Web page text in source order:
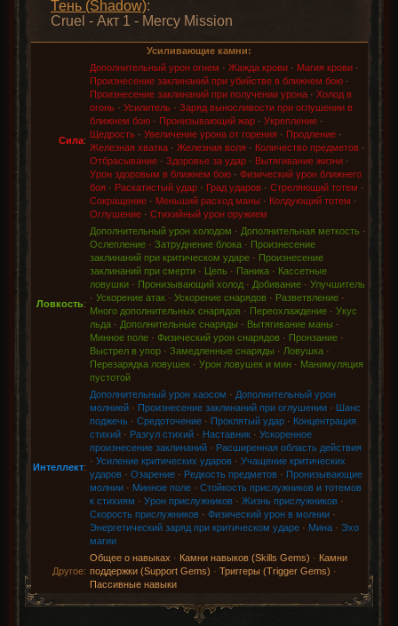
Тень (Shadow):
Cruel - Акт 1 - Mercy Mission
Усиливающие камни:
Сила:
Дополнительный урон огнем · Жажда крови· Магия крови·
Произнесение заклинаний при убийстве в ближнем бою·
Произнесение заклинаний при получении урона· Холод в
огонь· Усилитель· Заряд выносливости при оглушении в
ближнем бою· Пронизывающий жар· Укрепление·
Щедрость· Увеличение урона от горения· Продление·
Железная хватка· Железная воля· Количество предметов·
Отбрасывание· Здоровье за удар· Вытягивание жизни·
Урон здоровым в ближнем бою· Физический урон ближнего
боя· Раскатистый удар· Град ударов· Стреляющий тотем ·
Сокращение· Меньший расход маны · Колдующий тотем ·
Оглушение· Стихийный урон оружием
Ловкость:
Дополнительный урон холодом · Дополнительная меткость ·
Ослепление· Затруднение блока· Произнесение
заклинаний при критическом ударе· Произнесение
заклинаний при смерти· Цепь · Паника· Кассетные
ловушки· Пронизывающий холод· Добивание· Улучшитель
· Ускорение атак· Ускорение снарядов· Разветвление·
Много дополнительных снарядов· Переохлаждение· Укус
льда· Дополнительные снаряды · Вытягивание маны ·
Минное поле· Физический урон снарядов· Пронзание·
Выстрел в упор· Замедленные снаряды · Ловушка·
Перезарядка ловушек· Урон ловушек и мин· Манимуляция
пустотой
Интеллект:
Дополнительный урон хаосом · Дополнительный урон
молнией· Произнесение заклинаний при оглушении· Шанс
поджечь· Средоточение· Проклятый удар· Концентрация
стихий· Разгул стихий· Наставник· Ускоренное
произнесение заклинаний· Расширенная область действия
· Усиление критических ударов· Учащение критических
ударов· Озарение· Редкость предметов· Пронизывающие
молнии· Минное поле· Стойкость прислужников и тотемов
к стихиям · Урон прислужников· Жизнь прислужников·
Скорость прислужников· Физический урон в молнии·
Энергетический заряд при критическом ударе· Мина· Эхо
магии
Другое:
Общее о навыках · Камни навыков (Skills Gems) · Камни
поддержки (Support Gems) · Триггеры (Trigger Gems) ·
Пассивные навыки